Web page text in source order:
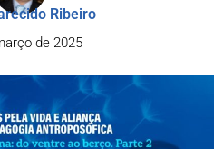
Ribeiro
de 2025